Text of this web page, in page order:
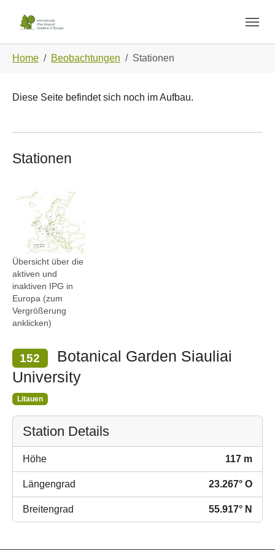
Home Beobachtungen Stationen
Diese Seite befindet sich noch im Aufbau.
Stationen
Show larger version
Übersicht über die
aktiven und
inaktiven IPG in
Europa (zum
Vergrößerung
anklicken)
152
Botanical Garden Siauliai
University
Litauen
Station Details
Höhe 117 m
Längengrad 23.267° O
Breitengrad 55.917° N